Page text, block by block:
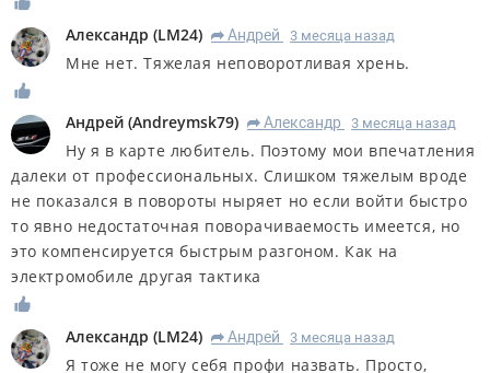
Александр (LM24) R Андрей 3 месяца назад
Мне нет. Тяжелая неповоротливая хрень.
Андрей (Andreymsk79) R Александр 3 месяца назад
Ну я в карте любитель. Поэтому мои впечатления
далеки от профессиональных. Слишком тяжелым вроде
не показался в повороты ныряет но если войти быстро
то явно недостаточная поворачиваемость имеется, но
это компенсируется быстрым разгоном. Как на
электромобиле другая тактика
Александр (LM24) R Андрей 3 месяца назад
Я тоже не могу себя профи назвать. Просто,